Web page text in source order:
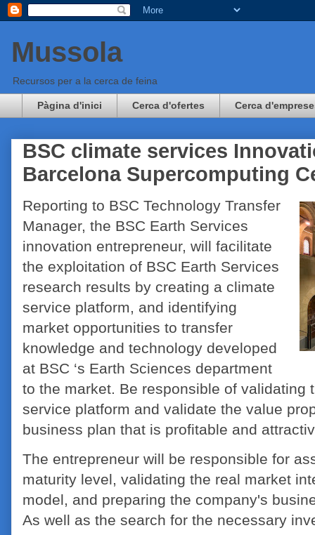
Mussola
Recursos per a la cerca de feina
Pàgina d'inici Cerca d'ofertes Cerca
BSC climate services
Barcelona Supercomputing
Reporting to BSC Technology Transfer
Manager, the BSC Earth Services
innovation entrepreneur, will facilitate
the exploitation of BSC Earth Services
research results by creating a climate
service platform, and identifying
market opportunities to transfer
knowledge and technology developed
at BSC ‘s Earth Sciences department
to the market. Be responsible of validating
service platform and validate the value
business plan that is profitable and
The entrepreneur will be responsible for
maturity level, validating the real market
model, and preparing the company's
As well as the search for the necessary